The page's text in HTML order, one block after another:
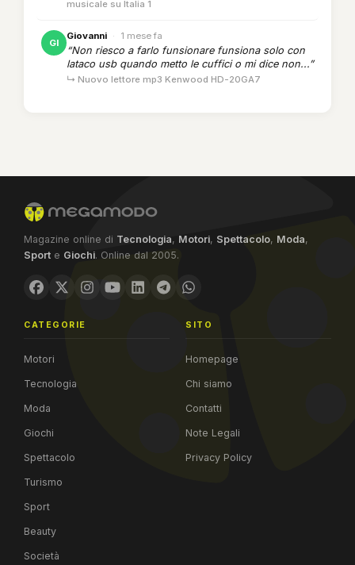
musicale su Italia 1
GI
Giovanni · 1 mese fa
“Non riesco a farlo funsionare funsiona solo con
lataco usb quando metto le cuffici o mi dice non...”
↳ Nuovo lettore mp3 Kenwood HD-20GA7
Magazine online di Tecnologia, Motori, Spettacolo, Moda,
Sport e Giochi. Online dal 2005.
CATEGORIE
Motori
Tecnologia
Moda
Giochi
Spettacolo
Turismo
Sport
Beauty
Società
SITO
Homepage
Chi siamo
Contatti
Note Legali
Privacy Policy